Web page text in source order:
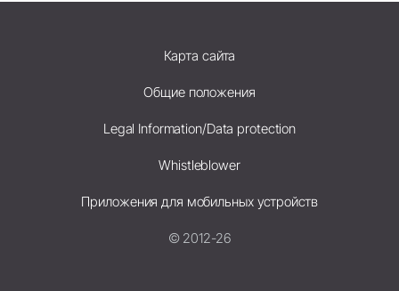
Карта сайта
Общие положения
Legal Information/Data protection
Whistleblower
Приложения для мобильных устройств
© 2012-26